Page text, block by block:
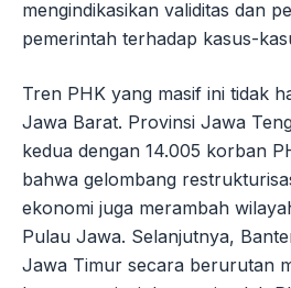
mengindikasikan validitas dan
pemerintah terhadap kasus-
Tren PHK yang masif ini tidak
Jawa Barat. Provinsi Jawa
kedua dengan 14.005 korban
bahwa gelombang
ekonomi juga merambah
Pulau Jawa. Selanjutnya,
Jawa Timur secara berurutan